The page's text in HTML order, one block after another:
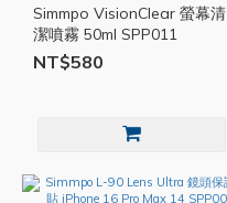
Simmpo VisionClear 螢幕清
潔噴霧 50ml SPP011
NT$580